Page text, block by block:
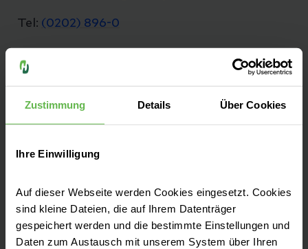
Zustimmung Details Über Cookies
Ihre Einwilligung
Auf dieser Webseite werden Cookies eingesetzt. Cookies
sind kleine Dateien, die auf Ihrem Datenträger
gespeichert werden und die bestimmte Einstellungen und
Daten zum Austausch mit unserem System über Ihren
Tel: (0202) 896-0
Sie finden uns an zwei Standorten in
Wuppertal:
Campus Elberfeld (Herzzentrum, ENDO-
Klinik, Schlaflabor und Praxen)